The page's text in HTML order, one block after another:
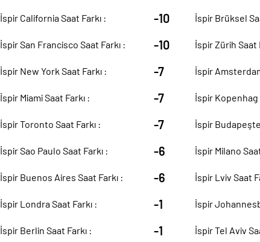
İspir California Saat Farkı : -10
İspir San Francisco Saat Farkı : -10
İspir New York Saat Farkı : -7
İspir Miami Saat Farkı : -7
İspir Toronto Saat Farkı : -7
İspir Sao Paulo Saat Farkı : -6
İspir Buenos Aires Saat Farkı : -6
İspir Londra Saat Farkı : -1
İspir Berlin Saat Farkı : -1
İspir Brüksel
İspir Zürih Saat
İspir
İspir Kopenhag
İspir Budapeşte
İspir Milano
İspir Lviv Saat
İspir
İspir Tel Aviv